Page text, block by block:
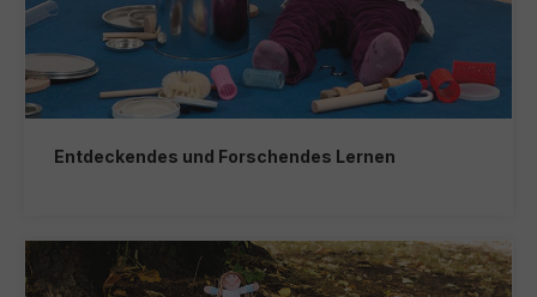
Entdeckendes und Forschendes Lernen